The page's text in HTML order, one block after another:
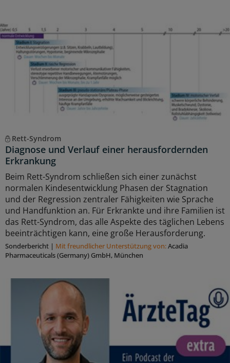
Rett-Syndrom
Diagnose und Verlauf einer herausfordernden
Erkrankung
Beim Rett-Syndrom schließen sich einer zunächst
normalen Kindesentwicklung Phasen der Stagnation
und der Regression zentraler Fähigkeiten wie Sprache
und Handfunktion an. Für Erkrankte und ihre Familien ist
das Rett-Syndrom, das alle Aspekte des täglichen Lebens
beeinträchtigen kann, eine große Herausforderung.
Sonderbericht | Mit freundlicher Unterstützung von:Acadia
Pharmaceuticals (Germany) GmbH, München